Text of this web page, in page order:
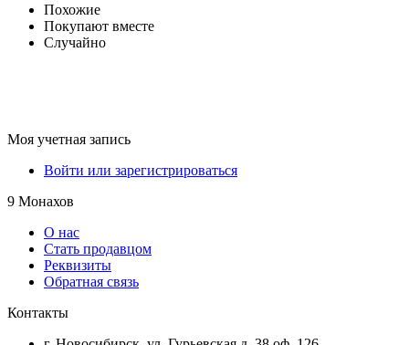
Похожие
Покупают вместе
Случайно
Моя учетная запись
Войти или зарегистрироваться
9 Монахов
О нас
Стать продавцом
Реквизиты
Обратная связь
Контакты